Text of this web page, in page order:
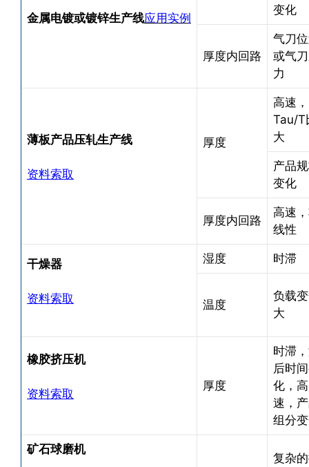
金属电镀或镀锌生产线应用实例
变化
厚度内回路
气刀
或气
力
薄板产品压轧生产线
资料索取
厚度
高速，
Tau/T
大
产品
变化
厚度内回路
高速
线性
干燥器
资料索取
湿度 时滞
温度
负载
大
橡胶挤压机
资料索取
厚度
时滞
后时
化，高
速，
组分
矿石球磨机
复杂